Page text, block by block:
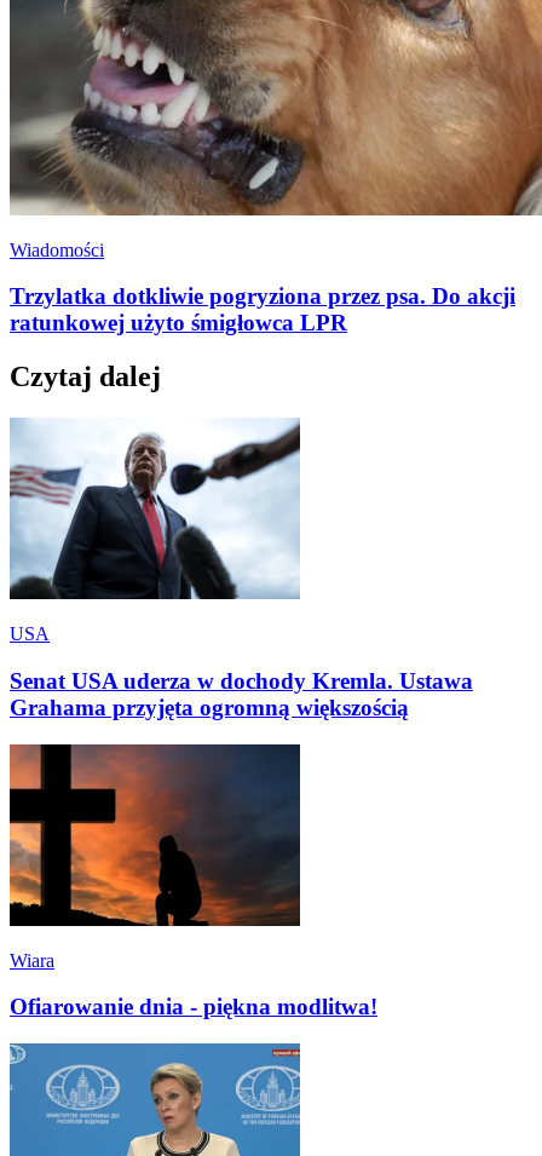
Wiadomości
Trzylatka dotkliwie pogryziona przez psa. Do akcji
ratunkowej użyto śmigłowca LPR
Czytaj dalej
USA
Senat USA uderza w dochody Kremla. Ustawa
Grahama przyjęta ogromną większością
Wiara
Ofiarowanie dnia - piękna modlitwa!